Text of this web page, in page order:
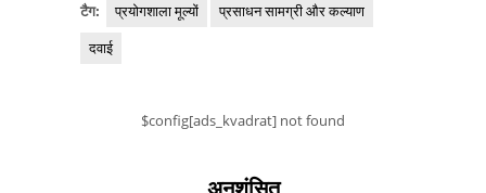
टैग: प्रयोगशाला मूल्यों
प्रसाधन सामग्री और कल्याण
दवाई
$config[ads_kvadrat] not found